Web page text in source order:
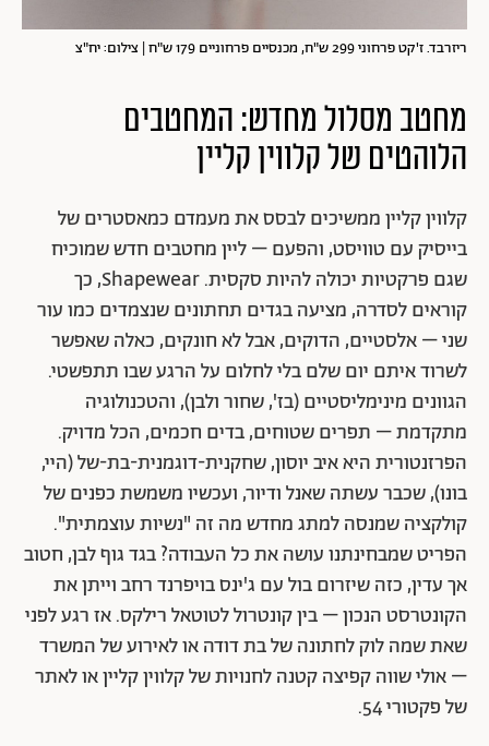
ריזרבד. ז'קט פרחוני 299 ש"ח, מכנסיים פרחוניים 179 ש"ח | צילום: יח"צ
מחטב מסלול מחדש: המחטבים
הלוהטים של קלווין קליין
קלווין קליין ממשיכים לבסס את מעמדם כמאסטרים של
בייסיק עם טוויסט, והפעם – ליין מחטבים חדש שמוכיח
שגם פרקטיות יכולה להיות סקסית. Shapewear, כך
קוראים לסדרה, מציעה בגדים תחתונים שנצמדים כמו עור
שני – אלסטיים, הדוקים, אבל לא חונקים, כאלה שאפשר
לשרוד איתם יום שלם בלי לחלום על הרגע שבו תתפשטי.
הגוונים מינימליסטיים (בז', שחור ולבן), והטכנולוגיה
מתקדמת – תפרים שטוחים, בדים חכמים, הכל מדויק.
הפרזנטורית היא איב יוסון, שחקנית-דוגמנית-בת-של (היי,
בונו), שכבר עשתה שאנל ודיור, ועכשיו משמשת כפנים של
קולקציה שמנסה למתג מחדש מה זה "נשיות עוצמתית".
הפריט שמבחינתנו עושה את כל העבודה? בגד גוף לבן, חטוב
אך עדין, כזה שיזרום בול עם ג'ינס בויפרנד רחב וייתן את
הקונטרסט הנכון – בין קונטרול לטוטאל רילקס. אז רגע לפני
שאת שמה לוק לחתונה של בת דודה או לאירוע של המשרד
– אולי שווה קפיצה קטנה לחנויות של קלווין קליין או לאתר
של פקטורי 54.